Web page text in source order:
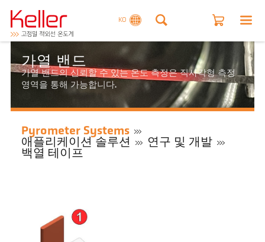
KO
가열 밴드
가열 밴드의 신뢰할 수 있는 온도 측정은 직사각형 측정
영역을 통해 가능합니다.
Pyrometer Systems
애플리케이션 솔루션
연구 및 개발
백열 테이프